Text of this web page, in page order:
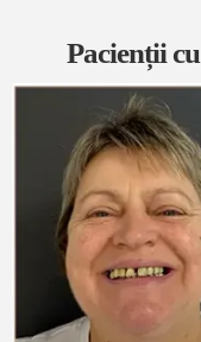
Pacienții cu